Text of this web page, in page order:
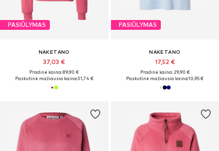
PASIŪLYMAS
NAKETANO
37,03 €
Pradinė kaina: 89,90 €
Paskutinė mažiausia kaina:31,74 €
PASIŪLYMAS
NAKETANO
17,52 €
Pradinė kaina: 29,90 €
Paskutinė mažiausia kaina:10,95 €